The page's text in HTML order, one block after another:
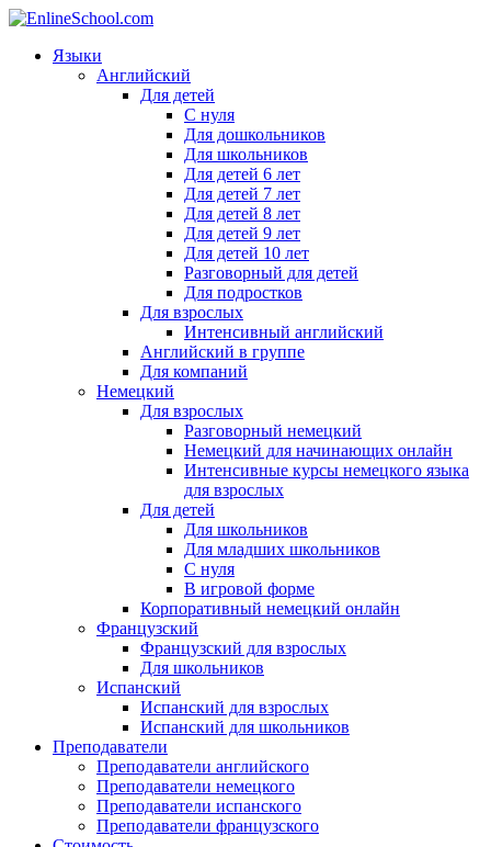
Языки
Английский
Для детей
С нуля
Для дошкольников
Для школьников
Для детей 6 лет
Для детей 7 лет
Для детей 8 лет
Для детей 9 лет
Для детей 10 лет
Разговорный для детей
Для подростков
Для взрослых
Интенсивный английский
Английский в группе
Для компаний
Немецкий
Для взрослых
Разговорный немецкий
Немецкий для начинающих онлайн
Интенсивные курсы немецкого языка
для взрослых
Для детей
Для школьников
Для младших школьников
С нуля
В игровой форме
Корпоративный немецкий онлайн
Французский
Французский для взрослых
Для школьников
Испанский
Испанский для взрослых
Испанский для школьников
Преподаватели
Преподаватели английского
Преподаватели немецкого
Преподаватели испанского
Преподаватели французского